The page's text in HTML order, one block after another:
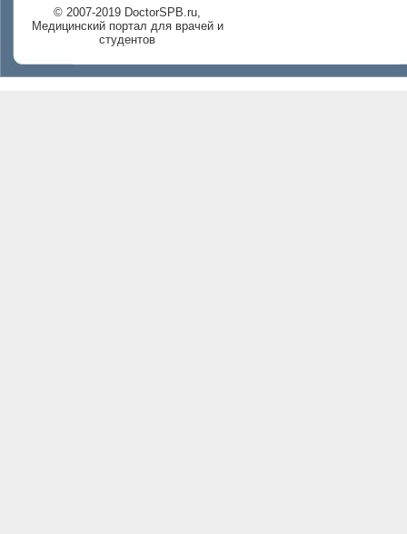
© 2007-2019 DoctorSPB.ru,
Медицинский портал для врачей и
студентов